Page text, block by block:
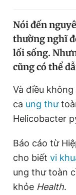
Tin thị trường
Video
Sản phẩm khác
Tiện ích
Thông tin tòa
Đăng xuất
Nói đến
thường nghĩ
lối sống.
cũng có thể
Và điều
ca ung thư
Helicobacter
Báo cáo từ
cho biết vi
ung thư toàn
khỏe Health.